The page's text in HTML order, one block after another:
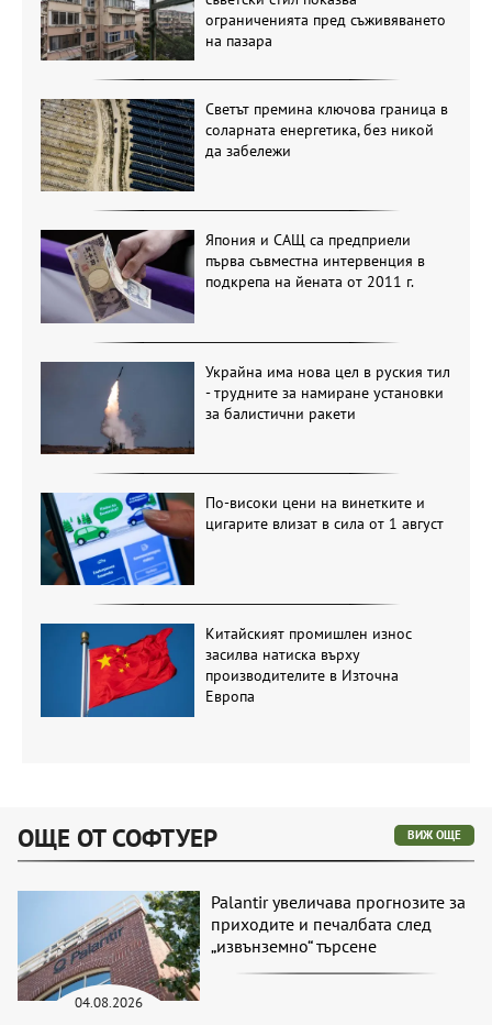
ограниченията пред съживяването
на пазара
Светът премина ключова граница в
соларната енергетика, без никой
да забележи
Япония и САЩ са предприели
първа съвместна интервенция в
подкрепа на йената от 2011 г.
Украйна има нова цел в руския тил
- трудните за намиране установки
за балистични ракети
По-високи цени на винетките и
цигарите влизат в сила от 1 август
Китайският промишлен износ
засилва натиска върху
производителите в Източна
Европа
ОЩЕ ОТ СОФТУЕР ВИЖ ОЩЕ
04.08.2026
Palantir увеличава прогнозите за
приходите и печалбата след
„извънземно“ търсене